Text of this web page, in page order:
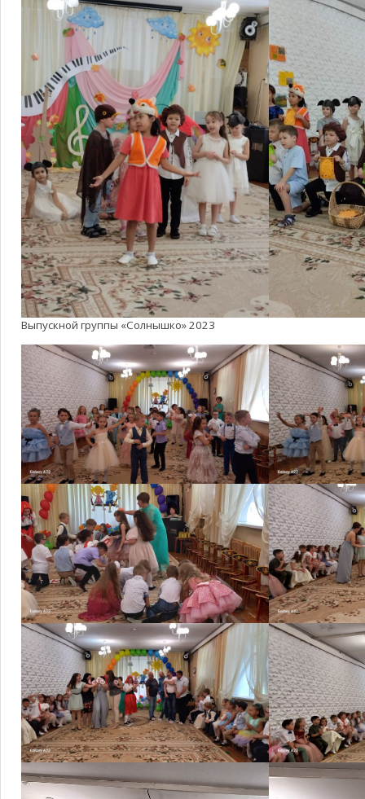
Выпускной группы «Солнышко» 2023